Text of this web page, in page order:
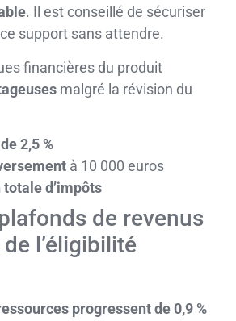
. Il est conseillé de sécuriser
support sans attendre.
financières du produit
malgré la révision du
2,5 %
à 10 000 euros
d’impôts
de revenus
l’éligibilité
progressent de 0,9 %